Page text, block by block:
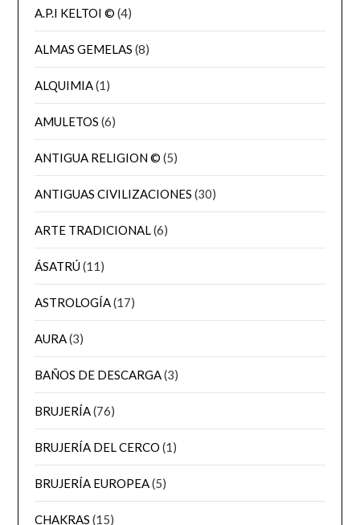
A.P.I KELTOI © (4)
ALMAS GEMELAS (8)
ALQUIMIA(1)
AMULETOS (6)
ANTIGUA RELIGION © (5)
ANTIGUAS CIVILIZACIONES (30)
ARTE TRADICIONAL(6)
ÁSATRÚ(11)
ASTROLOGÍA(17)
AURA(3)
BAÑOS DE DESCARGA(3)
BRUJERÍA(76)
BRUJERÍA DEL CERCO (1)
BRUJERÍA EUROPEA(5)
CHAKRAS (15)